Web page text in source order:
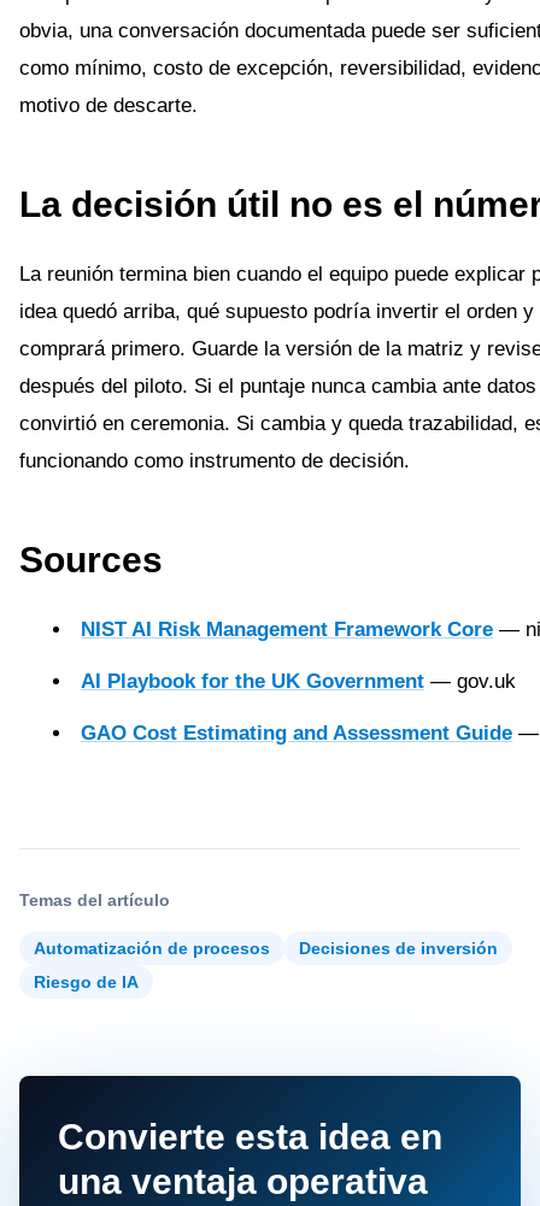
obvia, una conversación documentada puede ser
como mínimo, costo de excepción, reversibilidad,
motivo de descarte.
La decisión útil no es el
La reunión termina bien cuando el equipo puede explicar
idea quedó arriba, qué supuesto podría invertir el orden
comprará primero. Guarde la versión de la matriz y
después del piloto. Si el puntaje nunca cambia ante
convirtió en ceremonia. Si cambia y queda trazabilidad,
funcionando como instrumento de decisión.
Sources
NIST AI Risk Management Framework Core —
AI Playbook for the UK Government — gov.uk
GAO Cost Estimating and Assessment Guide —
Temas del artículo
Automatización de procesos
Decisiones de inversión
Riesgo de IA
Convierte esta idea en
una ventaja operativa